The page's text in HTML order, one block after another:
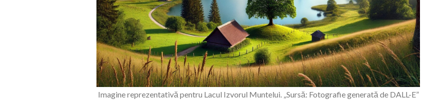
Imagine reprezentativă pentru Lacul Izvorul Muntelui. „Sursă: Fotografie generată de DALL-E”